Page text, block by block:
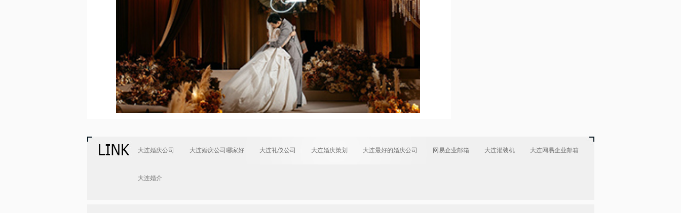
大连婚庆公司 大连婚庆公司哪家好 大连礼仪公司 大连婚庆策划 大连最好的婚庆公司 网易企业邮箱 大连灌装机 大连网易企业邮箱
大连婚介